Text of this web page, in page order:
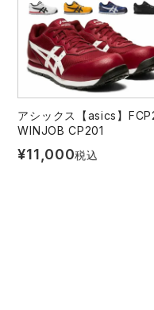
アシックス【asics】
WINJOB CP201
¥11,000税込